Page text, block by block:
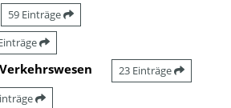
59 Einträge
23 Einträge